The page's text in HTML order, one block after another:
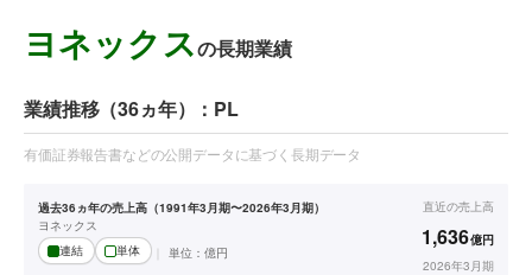
ヨネックスの長期業績
業績推移（36ヵ年）：PL
有価証券報告書などの公開データに基づく長期データ
過去36ヵ年の売上高（1991年3月期〜2026年3月期）
ヨネックス
連結
単体 単位： 億円
直近の売上高
1,636億円
2026年3月期